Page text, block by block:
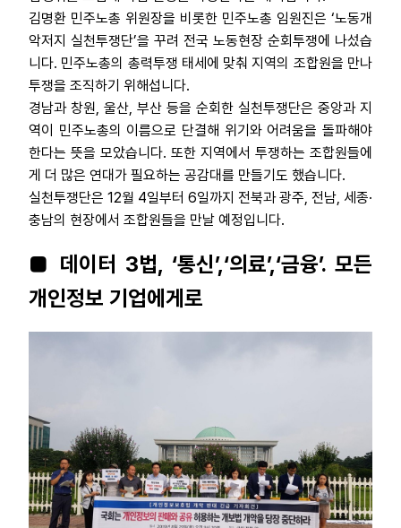
김명환 민주노총 위원장을 비롯한 민주노총 임원진은 ‘노동개
악저지 실천투쟁단’을 꾸려 전국 노동현장 순회투쟁에 나섰습
니다. 민주노총의 총력투쟁 태세에 맞춰 지역의 조합원을 만나
투쟁을 조직하기 위해섭니다.
경남과 창원, 울산, 부산 등을 순회한 실천투쟁단은 중앙과 지
역이 민주노총의 이름으로 단결해 위기와 어려움을 돌파해야
한다는 뜻을 모았습니다. 또한 지역에서 투쟁하는 조합원들에
게 더 많은 연대가 필요하는 공감대를 만들기도 했습니다.
실천투쟁단은 12월 4일부터 6일까지 전북과 광주, 전남, 세종·
충남의 현장에서 조합원들을 만날 예정입니다.
■ 데이터 3법, ‘통신’,‘의료’,‘금융’. 모든
개인정보 기업에게로